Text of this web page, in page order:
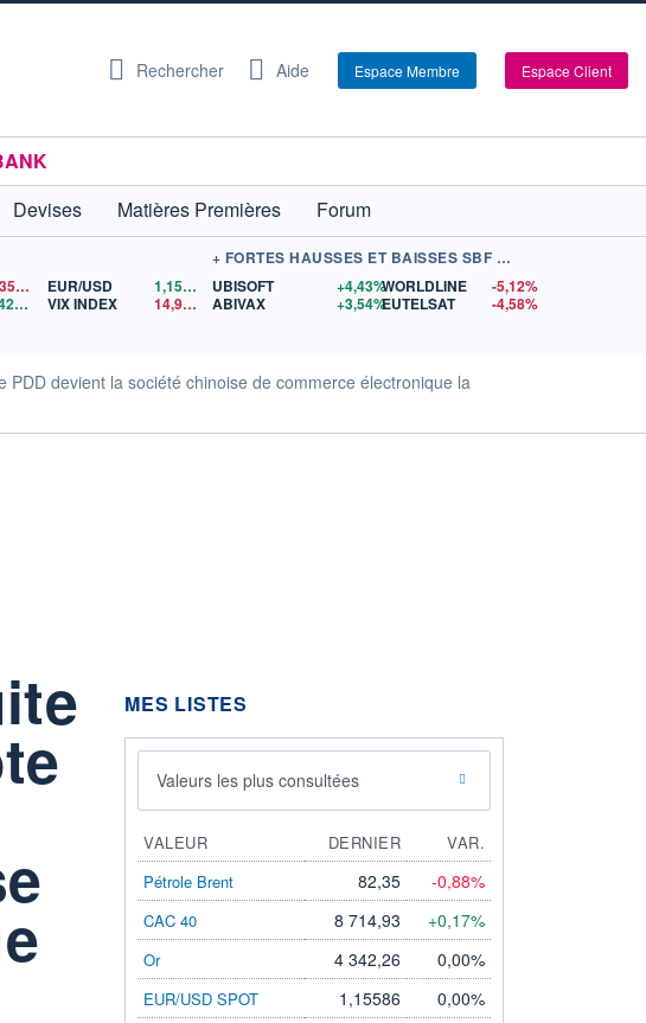
Rechercher Aide Espace Membre Espace Client
Devises Matières Premières
Forum
82,35
$US
4 342,26 $US
EUR/USD 1,1559
$US
VIX INDEX
14,90$US
+ FORTES HAUSSES ET BAISSES SBF 120
UBISOFT
+4,43%
ABIVAX
+3,54%
WORLDLINE
-5,12%
EUTELSAT
-4,58%
devient la société chinoise de commerce électronique la
MES LISTES
Valeurs les plus consultées
VALEUR DERNIER
VAR.
Pétrole Brent
82,35 -0,88%
CAC 40 8 714,93 +0,17%
Or 4 342,26 0,00%
EUR/USD SPOT 1,15586 0,00%